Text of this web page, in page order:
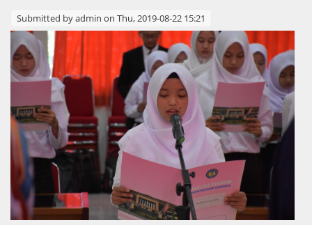
Submitted byadmin on Thu, 2019-08-22 15:21